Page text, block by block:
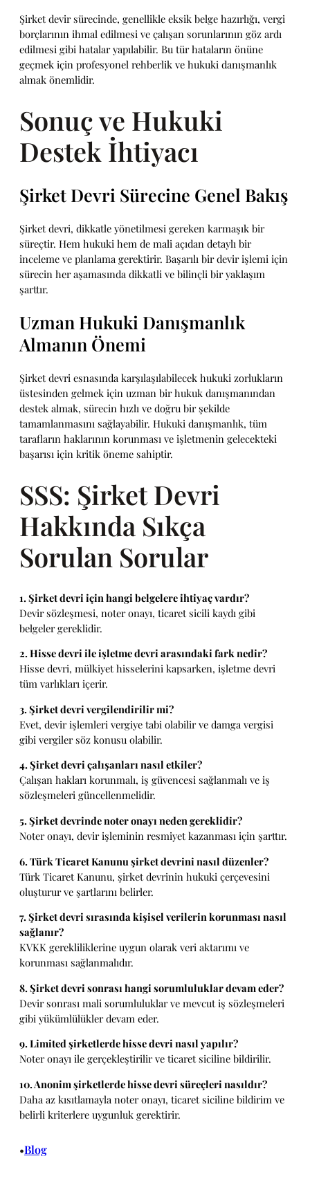
Şirket devir sürecinde, genellikle eksik belge hazırlığı, vergi
borçlarının ihmal edilmesi ve çalışan sorunlarının göz ardı
edilmesi gibi hatalar yapılabilir. Bu tür hataların önüne
geçmek için profesyonel rehberlik ve hukuki danışmanlık
almak önemlidir.
Sonuç ve Hukuki
Destek İhtiyacı
Şirket Devri Sürecine Genel Bakış
Şirket devri, dikkatle yönetilmesi gereken karmaşık bir
süreçtir. Hem hukuki hem de mali açıdan detaylı bir
inceleme ve planlama gerektirir. Başarılı bir devir işlemi için
sürecin her aşamasında dikkatli ve bilinçli bir yaklaşım
şarttır.
Uzman Hukuki Danışmanlık
Almanın Önemi
Şirket devri esnasında karşılaşılabilecek hukuki zorlukların
üstesinden gelmek için uzman bir hukuk danışmanından
destek almak, sürecin hızlı ve doğru bir şekilde
tamamlanmasını sağlayabilir. Hukuki danışmanlık, tüm
tarafların haklarının korunması ve işletmenin gelecekteki
başarısı için kritik öneme sahiptir.
SSS: Şirket Devri
Hakkında Sıkça
Sorulan Sorular
1. Şirket devri için hangi belgelere ihtiyaç vardır?
Devir sözleşmesi, noter onayı, ticaret sicili kaydı gibi
belgeler gereklidir.
2. Hisse devri ile işletme devri arasındaki fark nedir?
Hisse devri, mülkiyet hisselerini kapsarken, işletme devri
tüm varlıkları içerir.
3. Şirket devri vergilendirilir mi?
Evet, devir işlemleri vergiye tabi olabilir ve damga vergisi
gibi vergiler söz konusu olabilir.
4. Şirket devri çalışanları nasıl etkiler?
Çalışan hakları korunmalı, iş güvencesi sağlanmalı ve iş
sözleşmeleri güncellenmelidir.
5. Şirket devrinde noter onayı neden gereklidir?
Noter onayı, devir işleminin resmiyet kazanması için şarttır.
6. Türk Ticaret Kanunu şirket devrini nasıl düzenler?
Türk Ticaret Kanunu, şirket devrinin hukuki çerçevesini
oluşturur ve şartlarını belirler.
7. Şirket devri sırasında kişisel verilerin korunması nasıl
sağlanır?
KVKK gerekliliklerine uygun olarak veri aktarımı ve
korunması sağlanmalıdır.
8. Şirket devri sonrası hangi sorumluluklar devam eder?
Devir sonrası mali sorumluluklar ve mevcut iş sözleşmeleri
gibi yükümlülükler devam eder.
9. Limited şirketlerde hisse devri nasıl yapılır?
Noter onayı ile gerçekleştirilir ve ticaret siciline bildirilir.
10. Anonim şirketlerde hisse devri süreçleri nasıldır?
Daha az kısıtlamayla noter onayı, ticaret siciline bildirim ve
belirli kriterlere uygunluk gerektirir.
•Blog